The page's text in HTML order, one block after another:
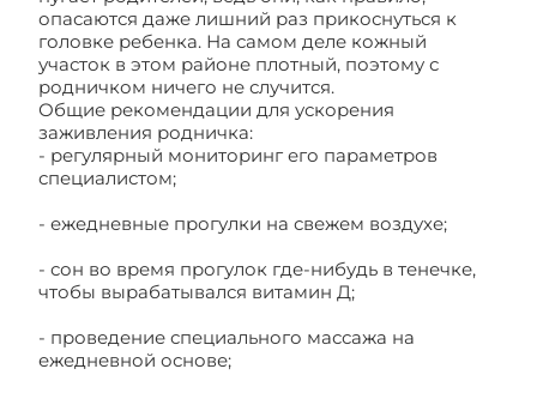
опасаются даже лишний раз прикоснуться к
головке ребенка. На самом деле кожный
участок в этом районе плотный, поэтому с
родничком ничего не случится.
Общие рекомендации для ускорения
заживления родничка:
- регулярный мониторинг его параметров
специалистом;
- ежедневные прогулки на свежем воздухе;
- сон во время прогулок где-нибудь в тенечке,
чтобы вырабатывался витамин Д;
- проведение специального массажа на
ежедневной основе;